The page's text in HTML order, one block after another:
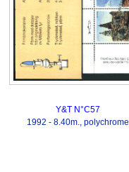
Y&T N°C57
1992 - 8.40m., polychrome